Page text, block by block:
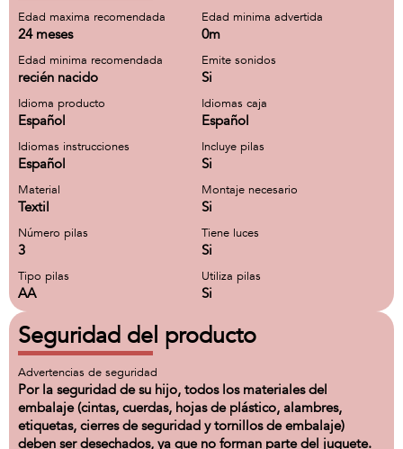
Edad maxima recomendada
24 meses
Edad minima advertida
0m
Edad minima recomendada
recién nacido
Emite sonidos
Si
Idioma producto
Español
Idiomas caja
Español
Idiomas instrucciones
Español
Incluye pilas
Si
Material
Textil
Montaje necesario
Si
Número pilas
3
Tiene luces
Si
Tipo pilas
AA
Utiliza pilas
Si
Seguridad del producto
Advertencias de seguridad
Por la seguridad de su hijo, todos los materiales del
embalaje (cintas, cuerdas, hojas de plástico, alambres,
etiquetas, cierres de seguridad y tornillos de embalaje)
deben ser desechados, ya que no forman parte del juguete.